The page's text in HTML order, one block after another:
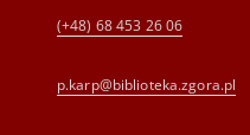
(+48) 68 453 26 06
p.karp@biblioteka.zgora.pl